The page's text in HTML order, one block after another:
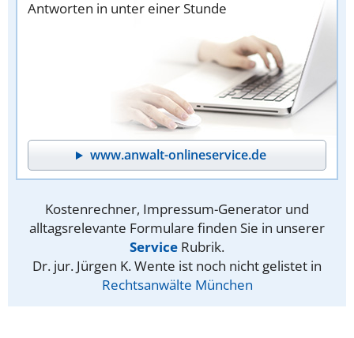
Antworten in unter einer Stunde
www.anwalt-onlineservice.de
Kostenrechner, Impressum-Generator und
alltagsrelevante Formulare finden Sie in unserer
Service Rubrik.
Dr. jur. Jürgen K. Wente ist noch nicht gelistet in
Rechtsanwälte München